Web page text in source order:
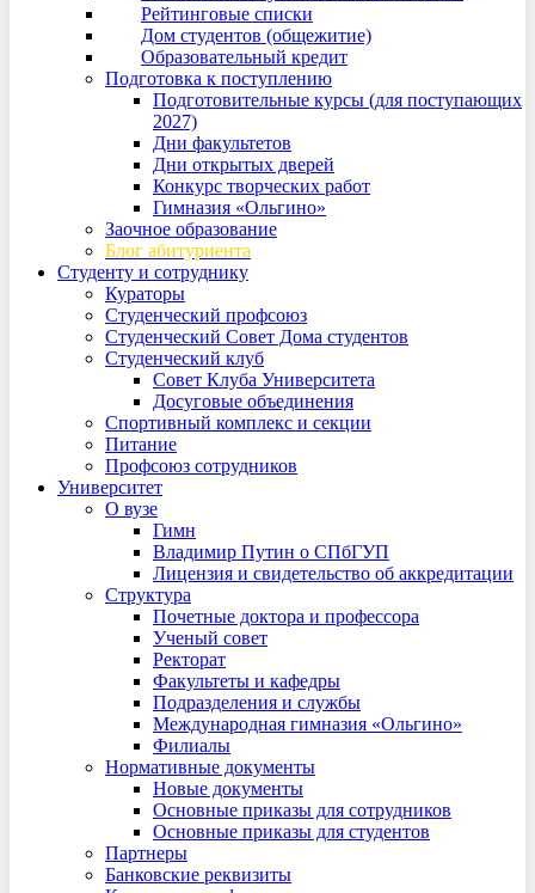
Рейтинговые списки
Дом студентов (общежитие)
Образовательный кредит
Подготовка к поступлению
Подготовительные курсы (для поступающих
2027)
Дни факультетов
Дни открытых дверей
Конкурс творческих работ
Гимназия «Ольгино»
Заочное образование
Блог абитуриента
Студенту и сотруднику
Кураторы
Студенческий профсоюз
Студенческий Совет Дома студентов
Студенческий клуб
Совет Клуба Университета
Досуговые объединения
Спортивный комплекс и секции
Питание
Профсоюз сотрудников
Университет
О вузе
Гимн
Владимир Путин о СПбГУП
Лицензия и свидетельство об аккредитации
Структура
Почетные доктора и профессора
Ученый совет
Ректорат
Факультеты и кафедры
Подразделения и службы
Международная гимназия «Ольгино»
Филиалы
Нормативные документы
Новые документы
Основные приказы для сотрудников
Основные приказы для студентов
Партнеры
Банковские реквизиты